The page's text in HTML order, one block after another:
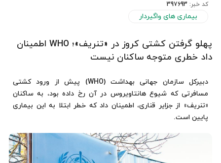
کد خبر: 397693
بیماری های واگیردار
پهلو گرفتن کشتی کروز در «تنریف»؛ WHO اطمینان
داد خطری متوجه ساکنان نیست
دبیرکل سازمان جهانی بهداشت (WHO) پیش از ورود کشتی
مسافرتی که شیوع هانتاویروس در آن رخ داده بود، به ساکنان
«تنریف» از جزایر قناری، اطمینان داد که خطر ابتلا به این بیماری
پایین است.